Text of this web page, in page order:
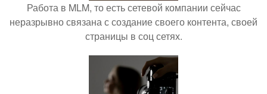
Работа в MLM, то есть сетевой компании сейчас
неразрывно связана с создание своего контента, своей
страницы в соц сетях.